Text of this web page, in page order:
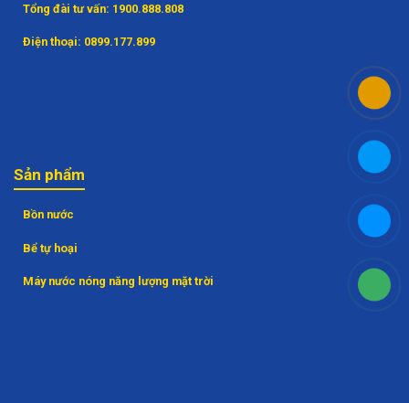
Tổng đài tư vấn: 1900.888.808
Điện thoại: 0899.177.899
Sản phẩm
Bồn nước
Bể tự hoại
Máy nước nóng năng lượng mặt trời